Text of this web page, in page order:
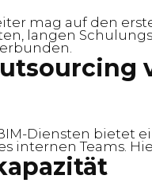
mag auf den
langen
Diensten bietet
internen Teams.